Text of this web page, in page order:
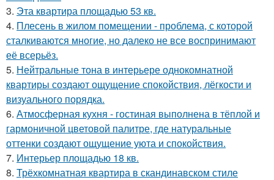
3. Эта квартира площадью 53 кв.
4. Плесень в жилом помещении - проблема, с которой
сталкиваются многие, но далеко не все воспринимают
её всерьёз.
5. Нейтральные тона в интерьере однокомнатной
квартиры создают ощущение спокойствия, лёгкости и
визуального порядка.
6. Атмосферная кухня - гостиная выполнена в тёплой и
гармоничной цветовой палитре, где натуральные
оттенки создают ощущение уюта и спокойствия.
7. Интерьер площадью 18 кв.
8. Трёхкомнатная квартира в скандинавском стиле